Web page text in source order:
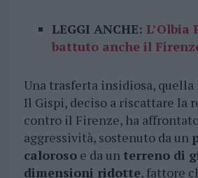
LEGGI ANCHE: L’Olbia
battuto anche il
Una trasferta insidiosa, quella
Il Gispi, deciso a riscattare la
contro il Firenze, ha
aggressività, sostenuto da un
calorosoe da un terreno di
dimensioni ridotte, fattore